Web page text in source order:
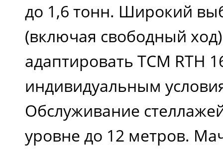
до 1,6 тонн. Широкий
(включая свободный
адаптировать TCM RTH
индивидуальным
Обслуживание
уровне до 12 метров.